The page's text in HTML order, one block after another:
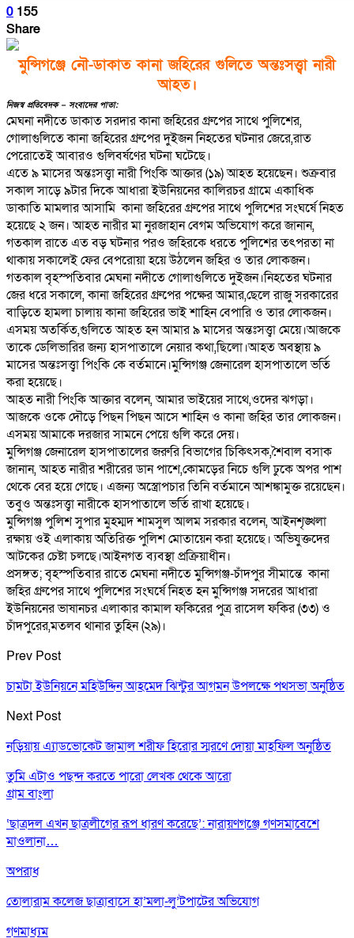
0 155
Share
মুন্সিগঞ্জে নৌ-ডাকাত কানা জহিরের গুলিতে অন্তঃসত্ত্বা নারী
আহত।
নিজস্ব প্রতিবেদক – সংবাদের পাতা:
মেঘনা নদীতে ডাকাত সরদার কানা জহিরের গ্রুপের সাথে পুলিশের,
গোলাগুলিতে কানা জহিরের গ্রুপের দুইজন নিহতের ঘটনার জেরে,রাত
পেরোতেই আবারও গুলিবর্ষণের ঘটনা ঘটেছে।
এতে ৯ মাসের অন্তঃসত্ত্বা নারী পিংকি আক্তার (১৯) আহত হয়েছেন। শুক্রবার
সকাল সাড়ে ৯টার দিকে আধারা ইউনিয়নের কালিরচর গ্রামে একাধিক
ডাকাতি মামলার আসামি কানা জহিরের গ্রুপের সাথে পুলিশের সংঘর্ষে নিহত
হয়েছে ২ জন। আহত নারীর মা নুরজাহান বেগম অভিযোগ করে জানান,
গতকাল রাতে এত বড় ঘটনার পরও জহিরকে ধরতে পুলিশের তৎপরতা না
থাকায় সকালেই ফের বেপরোয়া হয়ে উঠলেন জহির ও তার লোকজন।
গতকাল বৃহস্পতিবার মেঘনা নদীতে গোলাগুলিতে দুইজন।নিহতের ঘটনার
জের ধরে সকালে, কানা জহিরের গ্রুপের পক্ষের আমার,ছেলে রাজু সরকারের
বাড়িতে হামলা চালায় কানা জহিরের ভাই শাহিন বেপারি ও তার লোকজন।
এসময় অতর্কিত,গুলিতে আহত হন আমার ৯ মাসের অন্তঃসত্ত্বা মেয়ে।আজকে
তাকে ডেলিভারির জন্য হাসপাতালে নেয়ার কথা,ছিলো।আহত অবস্থায় ৯
মাসের অন্তঃসত্ত্বা পিংকি কে বর্তমানে।মুন্সিগঞ্জ জেনারেল হাসপাতালে ভর্তি
করা হয়েছে।
আহত নারী পিংকি আক্তার বলেন, আমার ভাইয়ের সাথে,ওদের ঝগড়া।
আজকে ওকে দৌড়ে পিছন পিছন আসে শাহিন ও কানা জহির তার লোকজন।
এসময় আমাকে দরজার সামনে পেয়ে গুলি করে দেয়।
মুন্সিগঞ্জ জেনারেল হাসপাতালের জরুরি বিভাগের চিকিৎসক,শৈবাল বসাক
জানান, আহত নারীর শরীরের ডান পাশে,কোমড়ের নিচে গুলি ঢুকে অপর পাশ
থেকে বের হয়ে গেছে। এজন্য অস্ত্রোপচার তিনি বর্তমানে আশঙ্কামুক্ত রয়েছেন।
তবুও অন্তঃসত্ত্বা নারীকে হাসপাতালে ভর্তি রাখা হয়েছে।
মুন্সিগঞ্জ পুলিশ সুপার মুহম্মদ শামসুল আলম সরকার বলেন, আইনশৃঙ্খলা
রক্ষায় ওই এলাকায় অতিরিক্ত পুলিশ মোতায়েন করা হয়েছে। অভিযুক্তদের
আটকের চেষ্টা চলছে।আইনগত ব্যবস্থা প্রক্রিয়াধীন।
প্রসঙ্গত; বৃহস্পতিবার রাতে মেঘনা নদীতে মুন্সিগঞ্জ-চাঁদপুর সীমান্তে কানা
জহির গ্রুপের সাথে পুলিশের সংঘর্ষে নিহত হন মুন্সিগঞ্জ সদরের আধারা
ইউনিয়নের ভাষানচর এলাকার কামাল ফকিরের পুত্র রাসেল ফকির (৩৩) ও
চাঁদপুরের,মতলব থানার তুহিন (২৯)।
Prev Post
চামটা ইউনিয়নে মহিউদ্দিন আহমেদ ঝিন্টুর আগমন উপলক্ষে পথসভা অনুষ্ঠিত
Next Post
নড়িয়ায় এ্যাডভোকেট জামাল শরীফ হিরোর স্মরণে দোয়া মাহফিল অনুষ্ঠিত
তুমি এটাও পছন্দ করতে পারোলেখক থেকে আরো
গ্রাম বাংলা
‘ছাত্রদল এখন ছাত্রলীগের রূপ ধারণ করেছে’: নারায়ণগঞ্জে গণসমাবেশে
মাওলানা…
অপরাধ
তোলারাম কলেজ ছাত্রাবাসে হা’মলা-লু’টপাটের অভিযোগ
গণমাধ্যম